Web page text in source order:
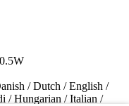
/ Dutch / English /
/ Hungarian / Italian /